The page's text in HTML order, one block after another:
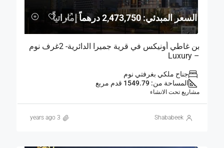
السعر المبدئي: 2,473,750 درهماً إماراتياً
بن غاطي أونيكس في قرية جميرا الدائرية- 2غرف نوم
– Luxury
جناح ملكي بغرفتي نوم
المساحة من: 1549.79 قدم مربع
مشاريع تحت الانشاء
Shababeek
3 years ago